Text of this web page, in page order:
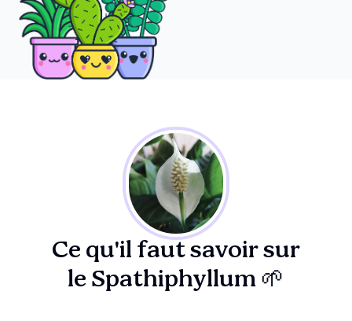
Ce qu'il faut savoir sur
le Spathiphyllum 🌱